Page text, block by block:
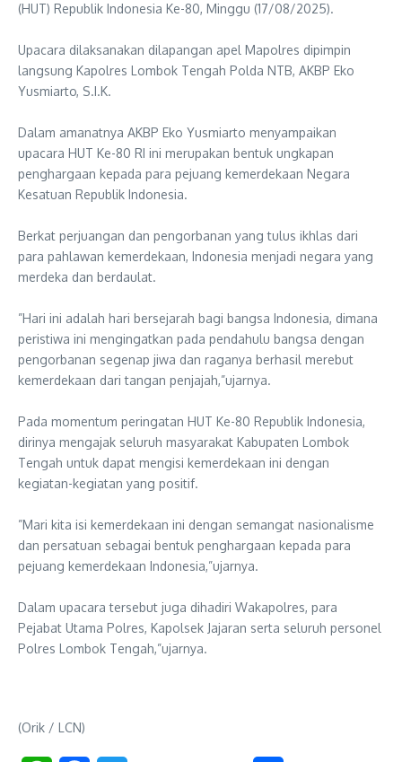
(HUT) Republik Indonesia Ke-80, Minggu (17/08/2025).
‎Upacara dilaksanakan dilapangan apel Mapolres dipimpin
langsung Kapolres Lombok Tengah Polda NTB, AKBP Eko
Yusmiarto, S.I.K.
‎Dalam amanatnya AKBP Eko Yusmiarto menyampaikan
upacara HUT Ke-80 RI ini merupakan bentuk ungkapan
penghargaan kepada para pejuang kemerdekaan Negara
Kesatuan Republik Indonesia.
‎Berkat perjuangan dan pengorbanan yang tulus ikhlas dari
para pahlawan kemerdekaan, Indonesia menjadi negara yang
merdeka dan berdaulat.
‎”Hari ini adalah hari bersejarah bagi bangsa Indonesia, dimana
peristiwa ini mengingatkan pada pendahulu bangsa dengan
pengorbanan segenap jiwa dan raganya berhasil merebut
kemerdekaan dari tangan penjajah,”ujarnya.
‎Pada momentum peringatan HUT Ke-80 Republik Indonesia,
dirinya mengajak seluruh masyarakat Kabupaten Lombok
Tengah untuk dapat mengisi kemerdekaan ini dengan
kegiatan-kegiatan yang positif.
‎”Mari kita isi kemerdekaan ini dengan semangat nasionalisme
dan persatuan sebagai bentuk penghargaan kepada para
pejuang kemerdekaan Indonesia,”ujarnya.
‎Dalam upacara tersebut juga dihadiri Wakapolres, para
Pejabat Utama Polres, Kapolsek Jajaran serta seluruh personel
Polres Lombok Tengah,”ujarnya.
(Orik / LCN)